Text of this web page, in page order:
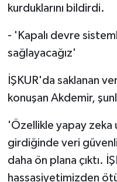
kurduklarını bildirdi.
- 'Kapalı devre
sağlayacağız'
İŞKUR'da saklanan
konuşan Akdemir,
'Özellikle yapay zeka
girdiğinde veri
daha ön plana çıktı.
hassasiyetimizden